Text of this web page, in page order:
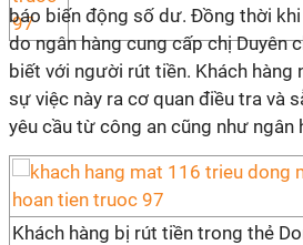
báo biến động số dư. Đồng thời
do ngân hàng cung cấp chị Duyên
biết với người rút tiền. Khách hàng
sự việc này ra cơ quan điều tra và
yêu cầu từ công an cũng như ngân
Khách hàng bị rút tiền trong thẻ